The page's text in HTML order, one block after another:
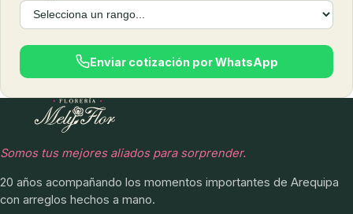
Enviar cotización por WhatsApp
Somos tus mejores aliados para sorprender.
20 años acompañando los momentos importantes de Arequipa
con arreglos hechos a mano.